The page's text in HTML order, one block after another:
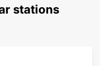
stations